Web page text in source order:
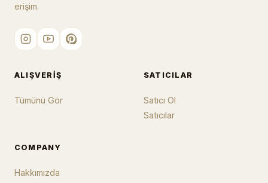
erişim.
ALIŞVERIŞ
Tümünü Gör
SATICILAR
Satıcı Ol
Satıcılar
COMPANY
Hakkımızda